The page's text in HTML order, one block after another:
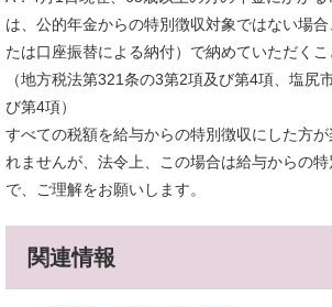
は、公的年金からの特別徴収対象ではない場
たは口座振替による納付）で納めていただくこ
（地方税法第321条の3第2項及び第4項、塩尻
び第4項）
すべての税額を給与からの特別徴収にした方
れませんが、法令上、この場合は給与からの
で、ご理解をお願いします。
関連情報